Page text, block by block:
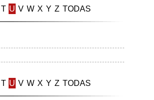
T U V W X Y Z TODAS
T U V W X Y Z TODAS